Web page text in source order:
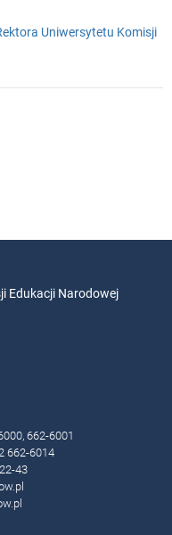
Uniwersytetu Komisji
Edukacji Narodowej
662-6001
662-6014
43